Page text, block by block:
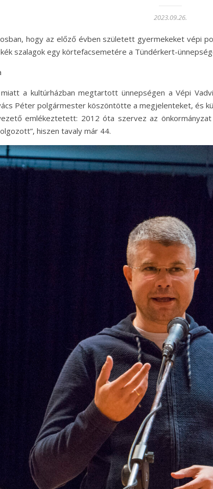
2023.09.26.
hogy az előző évben született gyermekeket vépi
szalagok egy körtefacsemetére a Tündérkert-
a kultúrházban megtartott ünnepségen a Vépi
Péter polgármester köszöntötte a megjelenteket, és
emlékeztetett: 2012 óta szervez az
hiszen tavaly már 44.